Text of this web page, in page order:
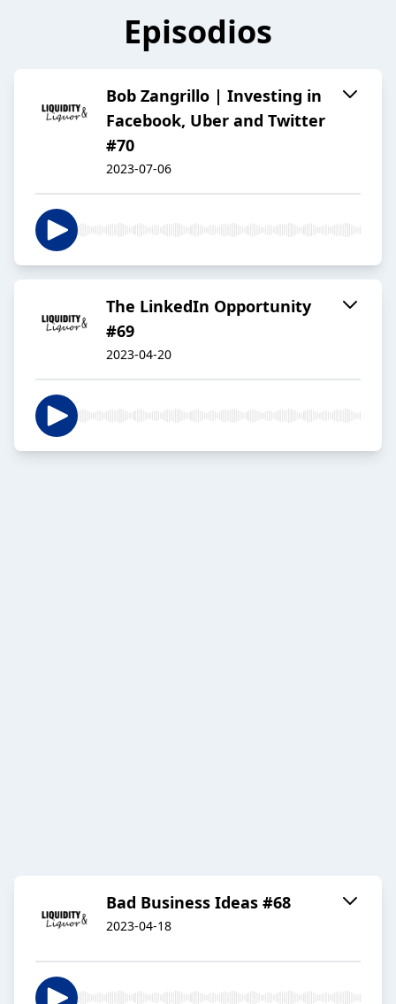
Episodios
Bob Zangrillo | Investing in
Facebook, Uber and Twitter
#70
2023-07-06
The LinkedIn Opportunity
#69
2023-04-20
Bad Business Ideas #68
2023-04-18